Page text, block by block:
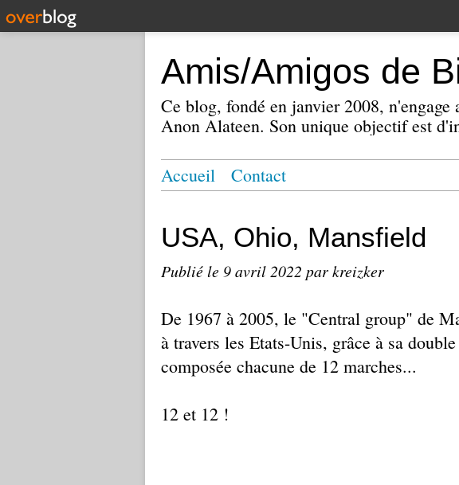
Amis/Amigos de
Ce blog, fondé en janvier 2008,
Anon Alateen. Son unique objectif est
Accueil Contact
USA, Ohio, Mansfield
Publié le 9 avril 2022 par kreizker
De 1967 à 2005, le "Central group" de
à travers les Etats-Unis, grâce à sa
composée chacune de 12 marches...
12 et 12 !